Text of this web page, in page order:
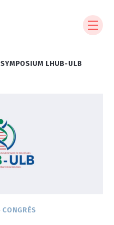
SYMPOSIUM LHUB-ULB
CONGRÈS